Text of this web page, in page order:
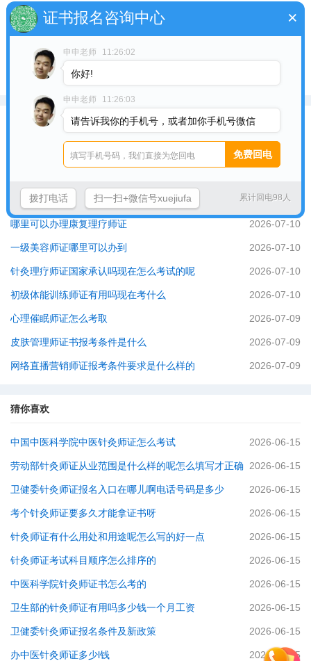
志着持证人具备了针灸理论和实践的知识和技能，能够安全、有效
地运用针灸技术。这项认证为从事针灸工作的人提供了更多的发展
针灸技术职业资格证*针灸职业资格证工作点击在线客服咨询吧
最近更新
中医针灸推拿资格证 2026-08-01
中医推拿的适应证 2026-07-10
哪里可以办理康复理疗师证 2026-07-10
一级美容师证哪里可以办到 2026-07-10
针灸理疗师证国家承认吗现在怎么考试的呢 2026-07-10
初级体能训练师证有用吗现在考什么 2026-07-10
心理催眠师证怎么考取 2026-07-09
皮肤管理师证书报考条件是什么 2026-07-09
网络直播营销师证报考条件要求是什么样的 2026-07-09
猜你喜欢
中国中医科学院中医针灸师证怎么考试 2026-06-15
劳动部针灸师证从业范围是什么样的呢怎么填写才正确 2026-06-15
卫健委针灸师证报名入口在哪儿啊电话号码是多少 2026-06-15
考个针灸师证要多久才能拿证书呀 2026-06-15
针灸师证有什么用处和用途呢怎么写的好一点 2026-06-15
针灸师证考试科目顺序怎么排序的 2026-06-15
中医科学院针灸师证书怎么考的 2026-06-15
卫生部的针灸师证有用吗多少钱一个月工资 2026-06-15
卫健委针灸师证报名条件及新政策 2026-06-15
办中医针灸师证多少l钱 2026-06-15
证书报名咨询中心 ×
申申老师 11:26:02
你好!
申申老师 11:26:03
请告诉我你的手机号，或者加你手机号微信
累计回电98人
拨打电话 扫一扫+微信号xuejiufa